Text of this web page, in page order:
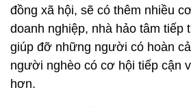
đồng xã hội, sẽ có thêm nhiều
doanh nghiệp, nhà hảo tâm tiếp
giúp đỡ những người có hoàn
người nghèo có cơ hội tiếp cận
hơn.